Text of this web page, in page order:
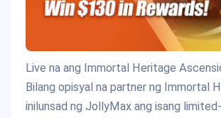
Live na ang Immortal Heritage
Bilang opisyal na partner ng Immortal
inilunsad ng JollyMax ang isang